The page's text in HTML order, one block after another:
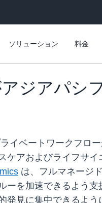
ソリューション 料金
ジアパシ
イベートワークフロ
ケアおよびライフサ
は、フルマネージ
ーを加速できるよう
発見に集中できるよ